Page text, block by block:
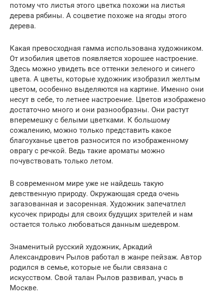
потому что листья этого цветка похожи на листья
дерева рябины. А соцветие похоже на ягоды этого
дерева.
Какая превосходная гамма использована художником.
От изобилия цветов появляется хорошее настроение.
Здесь можно увидеть все оттенки зеленого и синего
цвета. А цветы, которые художник изобразил желтым
цветом, особенно выделяются на картине. Именно они
несут в себе, то летнее настроение. Цветов изображено
достаточно много и они разнообразны. Они растут
вперемешку с белыми цветками. К большому
сожалению, можно только представить какое
благоуханье цветов разносится по изображенному
оврагу с речкой. Ведь такие ароматы можно
почувствовать только летом.
В современном мире уже не найдешь такую
девственную природу. Окружающая среда очень
загазованная и засоренная. Художник запечатлел
кусочек природы для своих будущих зрителей и нам
остается только любоваться данным шедевром.
Знаменитый русский художник, Аркадий
Александрович Рылов работал в жанре пейзаж. Автор
родился в семье, которые не были связана с
искусством. Свой талан Рылов развивал, учась в
Москве.